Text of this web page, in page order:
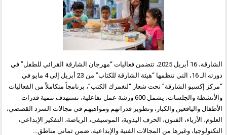
الشارقة، 16 أبريل 2025، تتضمن فعاليات “مهرجان الشارقة القرائي للطفل” في
دورته الـ 16، التي تنظمها “هيئة الشارقة للكتاب” من 23 أبريل إلى 4 مايو في
“مركز إكسبو الشارقة” تحت شعار “لتغمرك الكتب”، برنامجاً متكاملاً من الفعاليات
والأنشطة والجلسات، يشمل 600 ورشة عمل تفاعلية، تستهدف تنمية قدرات
الأطفال واليافعين والكبار، وتطوير قدراتهم ومواهبهم في مجالات السرد القصصي،
العلوم، الأزياء، الفنون، الحرف اليدوية، الموسيقى، الرياضة، التفكير الإبداعي،
التكنولوجيا، وغيرها من المجالات الفنية والإبداعية، ضمن ثماني مناطق…